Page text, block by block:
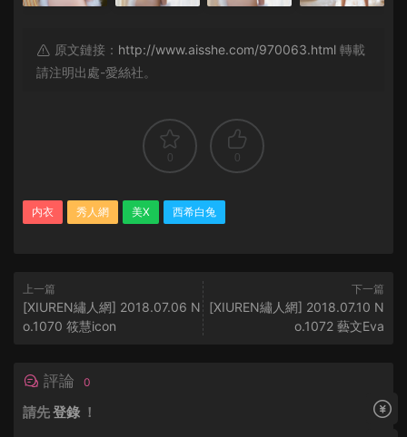
原文鏈接： http://www.aisshe.com/970063.html 轉載
請注明出處-愛絲社。
0 0
内衣 秀人網 美X 西希白兔
上一篇
[XIUREN繡人網] 2018.07.06 N
o.1070 筱慧icon
下一篇
[XIUREN繡人網] 2018.07.10 N
o.1072 藝文Eva
評論 0
請先登錄 ！